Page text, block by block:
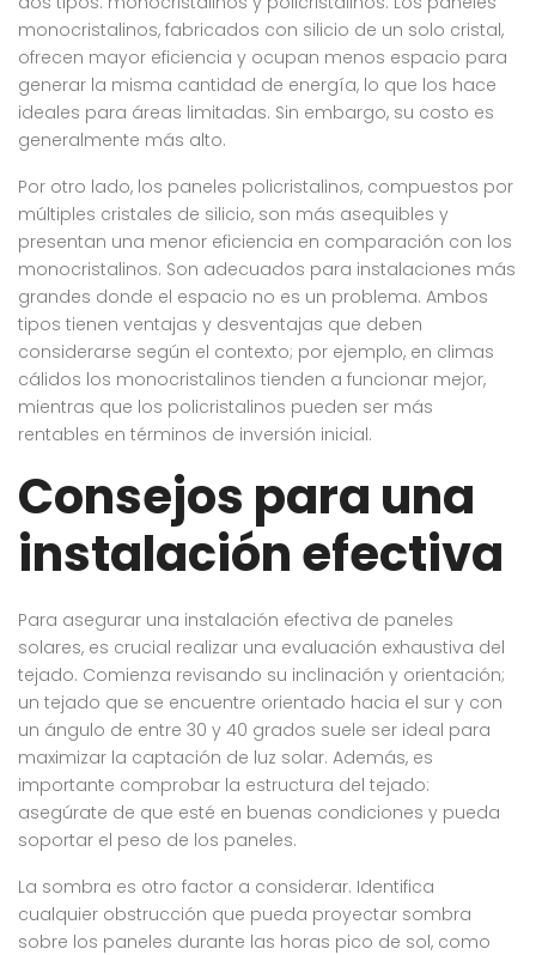
monocristalinos, fabricados con silicio de un solo cristal,
ofrecen mayor eficiencia y ocupan menos espacio para
generar la misma cantidad de energía, lo que los hace
ideales para áreas limitadas. Sin embargo, su costo es
generalmente más alto.
Por otro lado, los paneles policristalinos, compuestos por
múltiples cristales de silicio, son más asequibles y
presentan una menor eficiencia en comparación con los
monocristalinos. Son adecuados para instalaciones más
grandes donde el espacio no es un problema. Ambos
tipos tienen ventajas y desventajas que deben
considerarse según el contexto; por ejemplo, en climas
cálidos los monocristalinos tienden a funcionar mejor,
mientras que los policristalinos pueden ser más
rentables en términos de inversión inicial.
Consejos para una
instalación efectiva
Para asegurar una instalación efectiva de paneles
solares, es crucial realizar una evaluación exhaustiva del
tejado. Comienza revisando su inclinación y orientación;
un tejado que se encuentre orientado hacia el sur y con
un ángulo de entre 30 y 40 grados suele ser ideal para
maximizar la captación de luz solar. Además, es
importante comprobar la estructura del tejado:
asegúrate de que esté en buenas condiciones y pueda
soportar el peso de los paneles.
La sombra es otro factor a considerar. Identifica
cualquier obstrucción que pueda proyectar sombra
sobre los paneles durante las horas pico de sol, como